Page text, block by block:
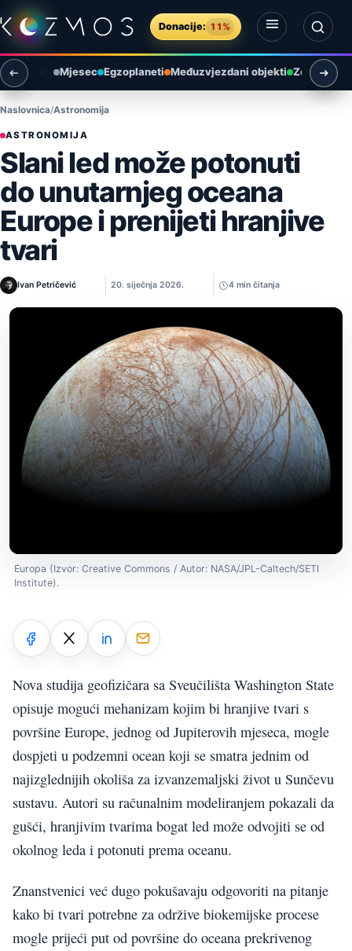
Preskoči na sadržaj
Donacije: 11%
Otvori izbornik
Otvori pretragu
Mjesec Egzoplaneti Međuzvjezdani objekti Zemlja i
Naslovnica Astronomija
ASTRONOMIJA
Slani led može potonuti
do unutarnjeg oceana
Europe i prenijeti hranjive
tvari
Ivan Petričević 20. siječnja 2026. 4 min čitanja
Europa (Izvor: Creative Commons / Autor: NASA/JPL-Caltech/SETI
Institute).
Nova studija geofizičara sa Sveučilišta Washington State
opisuje mogući mehanizam kojim bi hranjive tvari s
površine Europe, jednog od Jupiterovih mjeseca, mogle
dospjeti u podzemni ocean koji se smatra jednim od
najizglednijih okoliša za izvanzemaljski život u Sunčevu
sustavu. Autori su računalnim modeliranjem pokazali da
gušći, hranjivim tvarima bogat led može odvojiti se od
okolnog leda i potonuti prema oceanu.
Znanstvenici već dugo pokušavaju odgovoriti na pitanje
kako bi tvari potrebne za održive biokemijske procese
mogle prijeći put od površine do oceana prekrivenog